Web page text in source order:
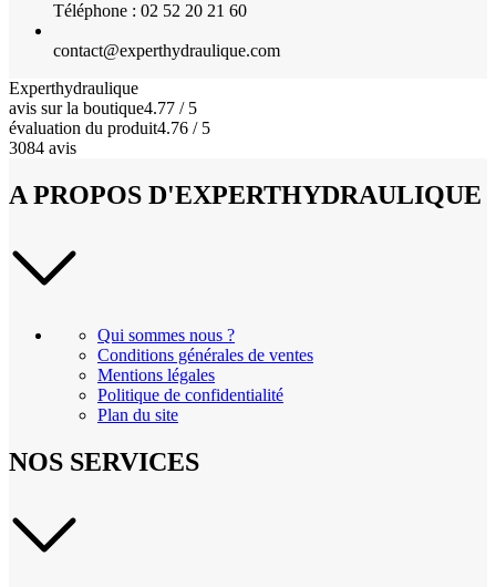
Téléphone : 02 52 20 21 60
contact@experthydraulique.com
Experthydraulique
avis sur la boutique4.77 / 5
évaluation du produit4.76 / 5
3084 avis
A PROPOS D'EXPERTHYDRAULIQUE
Qui sommes nous ?
Conditions générales de ventes
Mentions légales
Politique de confidentialité
Plan du site
NOS SERVICES